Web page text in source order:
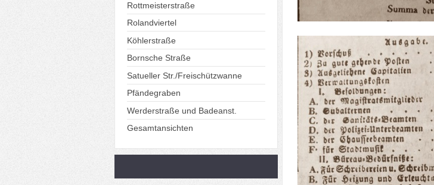
Rottmeisterstraße
Rolandviertel
Köhlerstraße
Bornsche Straße
Satueller Str./Freischützwanne
Pfändegraben
Werderstraße und Badeanst.
Gesamtansichten